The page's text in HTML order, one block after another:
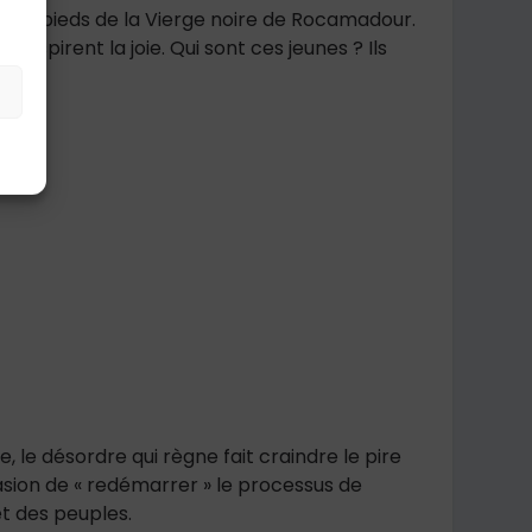
pieds de la Vierge noire de Rocamadour.
respirent la joie. Qui sont ces jeunes ? Ils
le désordre qui règne fait craindre le pire
de « redémarrer » le processus de
des peuples.